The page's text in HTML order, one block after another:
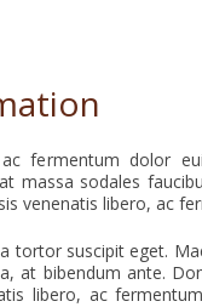
fermentum dolor
massa sodales
venenatis libero, ac
tortor suscipit eget.
at bibendum ante.
libero, ac